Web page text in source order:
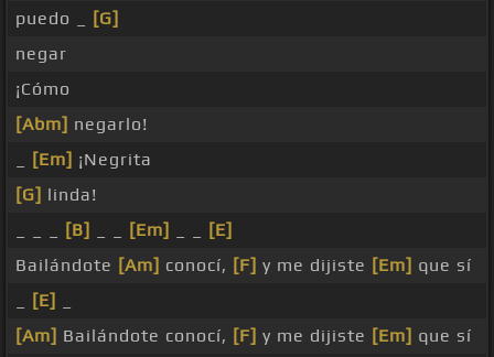
puedo _
[G]
negar
¡Cómo
[Abm] negarlo!
[Em] ¡Negrita
[G] linda!
[B] [Em]
[E]
Bailándote [Am] conocí, [F] y me dijiste [Em] que sí
[E]
[Am] Bailándote conocí, [F] y me dijiste [Em] que sí